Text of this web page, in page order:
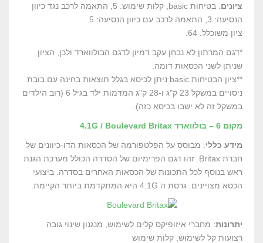
ציונים
: בטיחות basic, קלות שימוש: 5, התאמה לרכב נגד כיוון
הנסיעה: 3, התאמה לרכב עם כיוון הנסיעה: 5.
ציון משוכלל: 64.
*דגם המרתון לא נבחן עקב דמיון לדגם הבולווארד ולכן, הציון
שניתן לשני הכסאות דומה.
**ציון הבטיחות basic ניתן לכיסא בגלל תוצאות בחינה עם בובת
ניסויים במשקל 23 ק"ג ו-28 ק"ג המדמות ילד בגיל 6 (רוב הילדים
במשקל זה לא ישבו בכיסא כזה).
מקום 6 – בולווארד 4.1G / Boulevard Britax
מידע כללי: מבוסס על הפלטפורמה של הכסאות הדו-כיוונים של
חברת Britax. זהו דגם הפרימיום של הסדרה הכולל מערכת הגנת
ראש בנוסף לכל התכונות של הכסאות האחרים בסדרה. ביצועי
הכסא מצויינים. גרסת ה 4.1G היא המתקדמת ביותר הקיימת.
יתרונות: מחברי איזופיקס קלים לשימוש, מנגנון שינוי גובה
רצועות קל לשימוש, קלות שימוש